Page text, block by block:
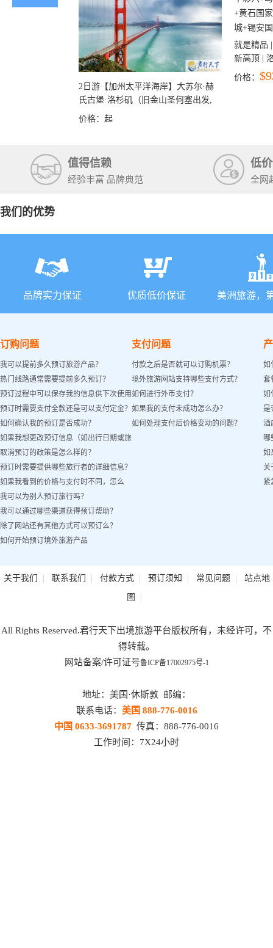
2日游【加州太平洋海岸】大苏尔·赫
氏古堡·洛杉矶（旧金山圣何塞出发,
洛杉矶结束）
价格： 起
就是精品
新高顶 |
彩穴+马
价格：
值得信赖
经验丰富 品牌典范
低
全网
我们的优势
品牌实力保证 优质低价保证 美洲旅游，
订购问题
我可以提前多久预订旅游产品？
热门线路通常需要提前多久预订？
预订过程中可以保存我的信息供下次使用
吗？
预订时需要支付全款还是可以支付定金？
如何确认我的预订是否成功？
如果我想更改预订信息（如出行日期或旅
客姓名）怎么办？
取消预订的政策是怎么样的？
预订时需要提供哪些旅行者的详细信息？
如果我看到的价格与支付时不同，怎么
办？
我可以为别人预订旅行吗？
我可以通过哪些渠道获得预订帮助？
除了网站还有其他方式可以预订么？
如何开始预订境外旅游产品
支付问题
付款之后是否就可以订购机票？
境外旅游网站支持哪些支付方式？
如何进行外币支付？
如果我的支付未成功怎么办？
如何处理支付后价格变动的问题？
如
套
如
是
酒
哪
如
关
紧
关于我们 | 联系我们 | 付款方式| 预订须知 | 常见问题| 站点地
图 |
All Rights Reserved.君行天下出境旅游平台版权所有，未经许可，不
得转载。
网站备案/许可证号鲁ICP备17002975号-1
地址：美国·休斯敦 邮编：
联系电话： 美国 888-776-0016
中国 0633-3691787 传真：888-776-0016
工作时间：7X24小时